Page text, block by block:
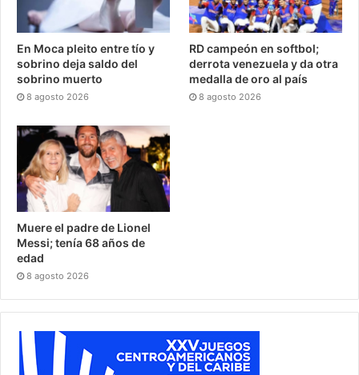
En Moca pleito entre tío y
sobrino deja saldo del
sobrino muerto
8 agosto 2026
RD campeón en softbol;
derrota venezuela y da otra
medalla de oro al país
8 agosto 2026
Muere el padre de Lionel
Messi; tenía 68 años de
edad
8 agosto 2026